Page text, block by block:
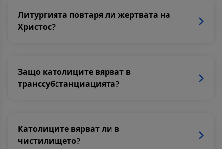
Литургията повтаря ли жертвата на
Христос?
Защо католиците вярват в
транссубстанциацията?
Католиците вярват ли в
чистилището?